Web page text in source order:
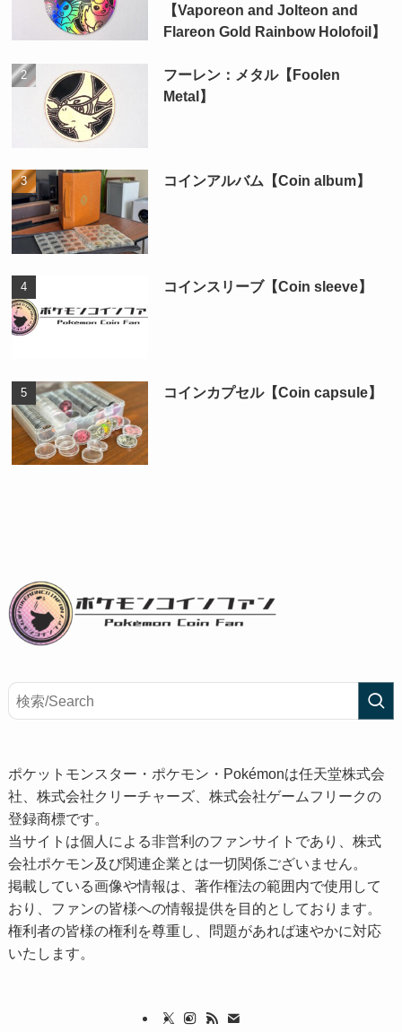
【Vaporeon and Jolteon and
Flareon Gold Rainbow Holofoil】
フーレン：メタル【Foolen
Metal】
コインアルバム【Coin album】
コインスリーブ【Coin sleeve】
コインカプセル【Coin capsule】
ポケットモンスター・ポケモン・Pokémonは任天堂株式会
社、株式会社クリーチャーズ、株式会社ゲームフリークの
登録商標です。
当サイトは個人による非営利のファンサイトであり、株式
会社ポケモン及び関連企業とは一切関係ございません。
掲載している画像や情報は、著作権法の範囲内で使用して
おり、ファンの皆様への情報提供を目的としております。
権利者の皆様の権利を尊重し、問題があれば速やかに対応
いたします。